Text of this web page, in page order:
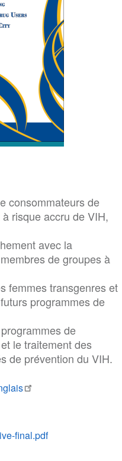
consommateurs de
risque accru de VIH,
avec la
de groupes à
femmes transgenres et
programmes de
de
le traitement des
de prévention du VIH.
final.pdf